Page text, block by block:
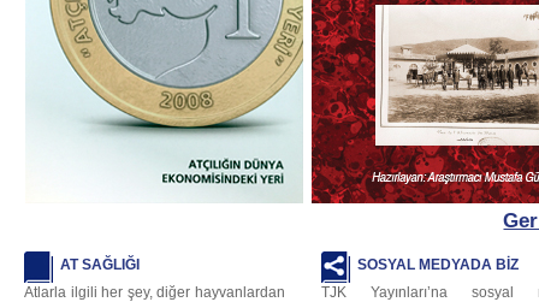
₺100,00
DETAY
kader ortağı olarak gören
Osmanlı Dönemi’nde de iyi
yetiştiriciliğine ve at
büyük önem
₺90,00
DETAY
AT SAĞLIĞI
Atlarla ilgili her şey, diğer hayvanlardan
SOSYAL MEDYADA BİZ
TJK Yayınları’na sosyal